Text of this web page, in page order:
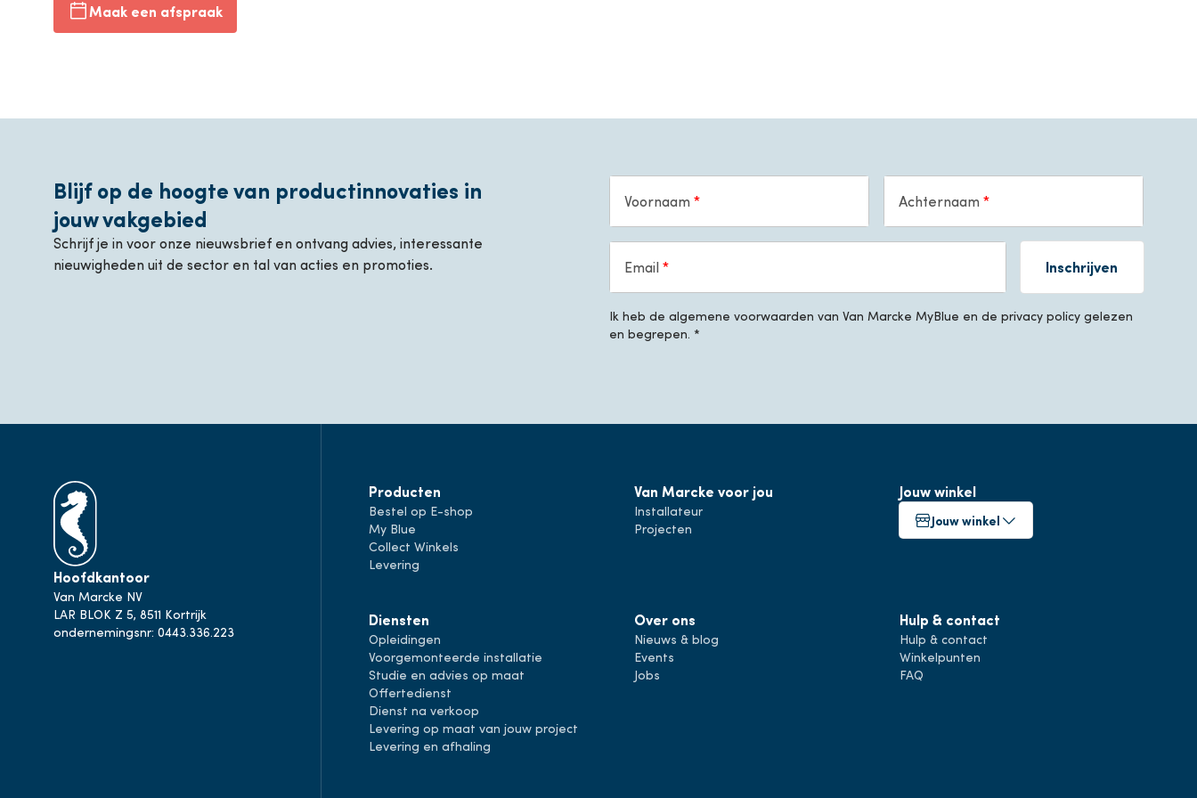
Maak een afspraak
Blijf op de hoogte van productinnovaties in
jouw vakgebied
Schrijf je in voor onze nieuwsbrief en ontvang advies, interessante
nieuwigheden uit de sector en tal van acties en promoties.
Voornaam Achternaam
Email Inschrijven
Ik heb de algemene voorwaarden van Van Marcke MyBlue en de privacy policy gelezen
en begrepen. *
Hoofdkantoor
Van Marcke NV
LAR BLOK Z 5, 8511 Kortrijk
ondernemingsnr: 0443.336.223
Jouw winkel
Jouw winkel
Producten
Bestel op E-shop
My Blue
Collect Winkels
Levering
Van Marcke voor jou
Installateur
Projecten
Diensten
Opleidingen
Voorgemonteerde installatie
Studie en advies op maat
Offertedienst
Dienst na verkoop
Levering op maat van jouw project
Levering en afhaling
Over ons
Nieuws & blog
Events
Jobs
Hulp & contact
Hulp & contact
Winkelpunten
FAQ